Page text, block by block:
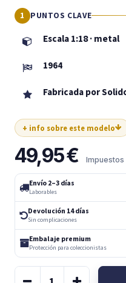
PUNTOS CLAVE
Escala 1:18 · metal
1964
Fabricada por
+ info sobre este modelo
49,95€ Impuestos
Envío 2–3 días
Laborables
Devolución 14 días
Sin complicaciones
Embalaje premium
Protección para coleccionistas